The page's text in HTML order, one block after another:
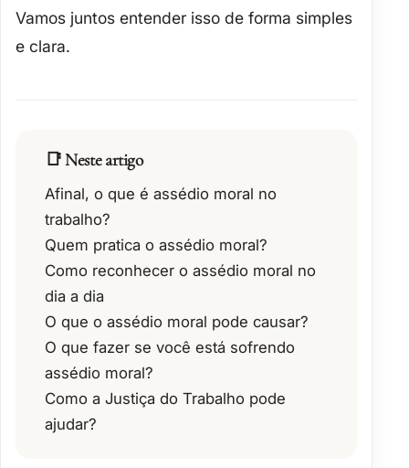
Vamos juntos entender isso de forma simples
e clara.
📑 Neste artigo
Afinal, o que é assédio moral no
trabalho?
Quem pratica o assédio moral?
Como reconhecer o assédio moral no
dia a dia
O que o assédio moral pode causar?
O que fazer se você está sofrendo
assédio moral?
Como a Justiça do Trabalho pode
ajudar?